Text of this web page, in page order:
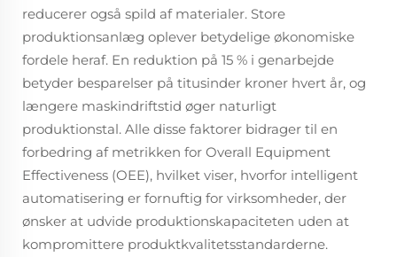
reducerer også spild af materialer. Store
produktionsanlæg oplever betydelige økonomiske
fordele heraf. En reduktion på 15 % i genarbejde
betyder besparelser på titusinder kroner hvert år, og
længere maskindriftstid øger naturligt
produktionstal. Alle disse faktorer bidrager til en
forbedring af metrikken for Overall Equipment
Effectiveness (OEE), hvilket viser, hvorfor intelligent
automatisering er fornuftig for virksomheder, der
ønsker at udvide produktionskapaciteten uden at
kompromittere produktkvalitetsstandarderne.